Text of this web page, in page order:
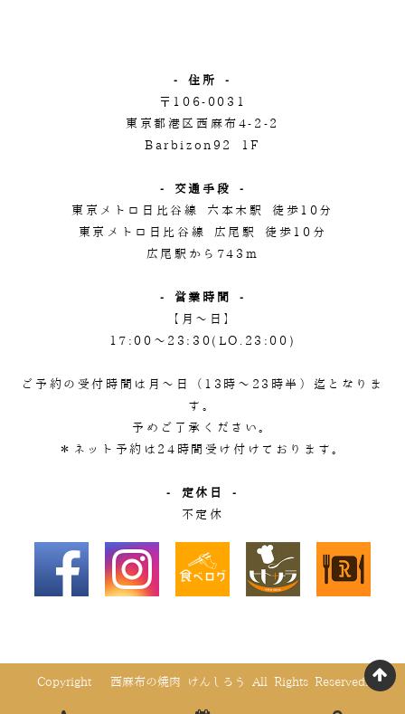
- 住所 -
〒106-0031
東京都港区西麻布4-2-2
Barbizon92 1F
- 交通手段 -
東京メトロ日比谷線 六本木駅 徒歩10分
東京メトロ日比谷線 広尾駅 徒歩10分
広尾駅から743m
- 営業時間 -
【月～日】
17:00～23:30(LO.23:00)
ご予約の受付時間は月～日（13時～23時半）迄となりま
す。
予めご了承ください。
＊ネット予約は24時間受け付けております。
- 定休日 -
不定休
Copyright © 西麻布の焼肉 けんしろう All Rights Reserved.